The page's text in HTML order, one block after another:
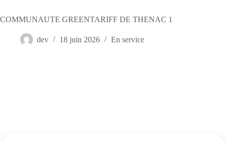
COMMUNAUTE GREENTARIFF DE THENAC 1
dev 18 juin 2026 En service